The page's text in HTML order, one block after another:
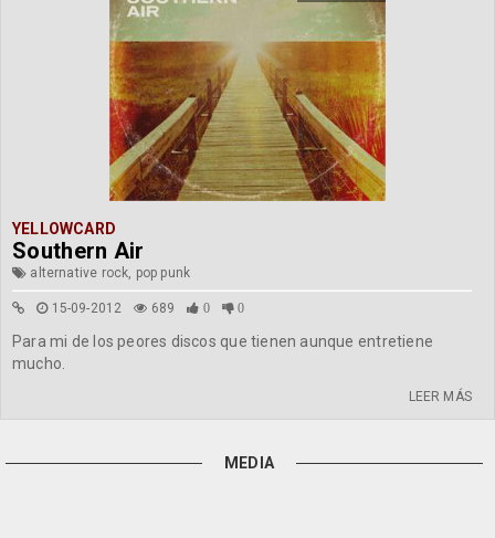
YELLOWCARD
Southern Air
alternative rock, pop punk
15-09-2012 689 0 0
Para mi de los peores discos que tienen aunque entretiene
mucho.
LEER MÁS
MEDIA